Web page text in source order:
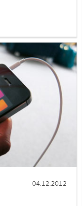
04.12.2012